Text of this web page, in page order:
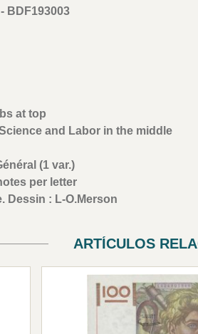
BDF193003
at top
and Labor in the middle
(1 var.)
per letter
Dessin : L-O.Merson
ARTÍCULOS